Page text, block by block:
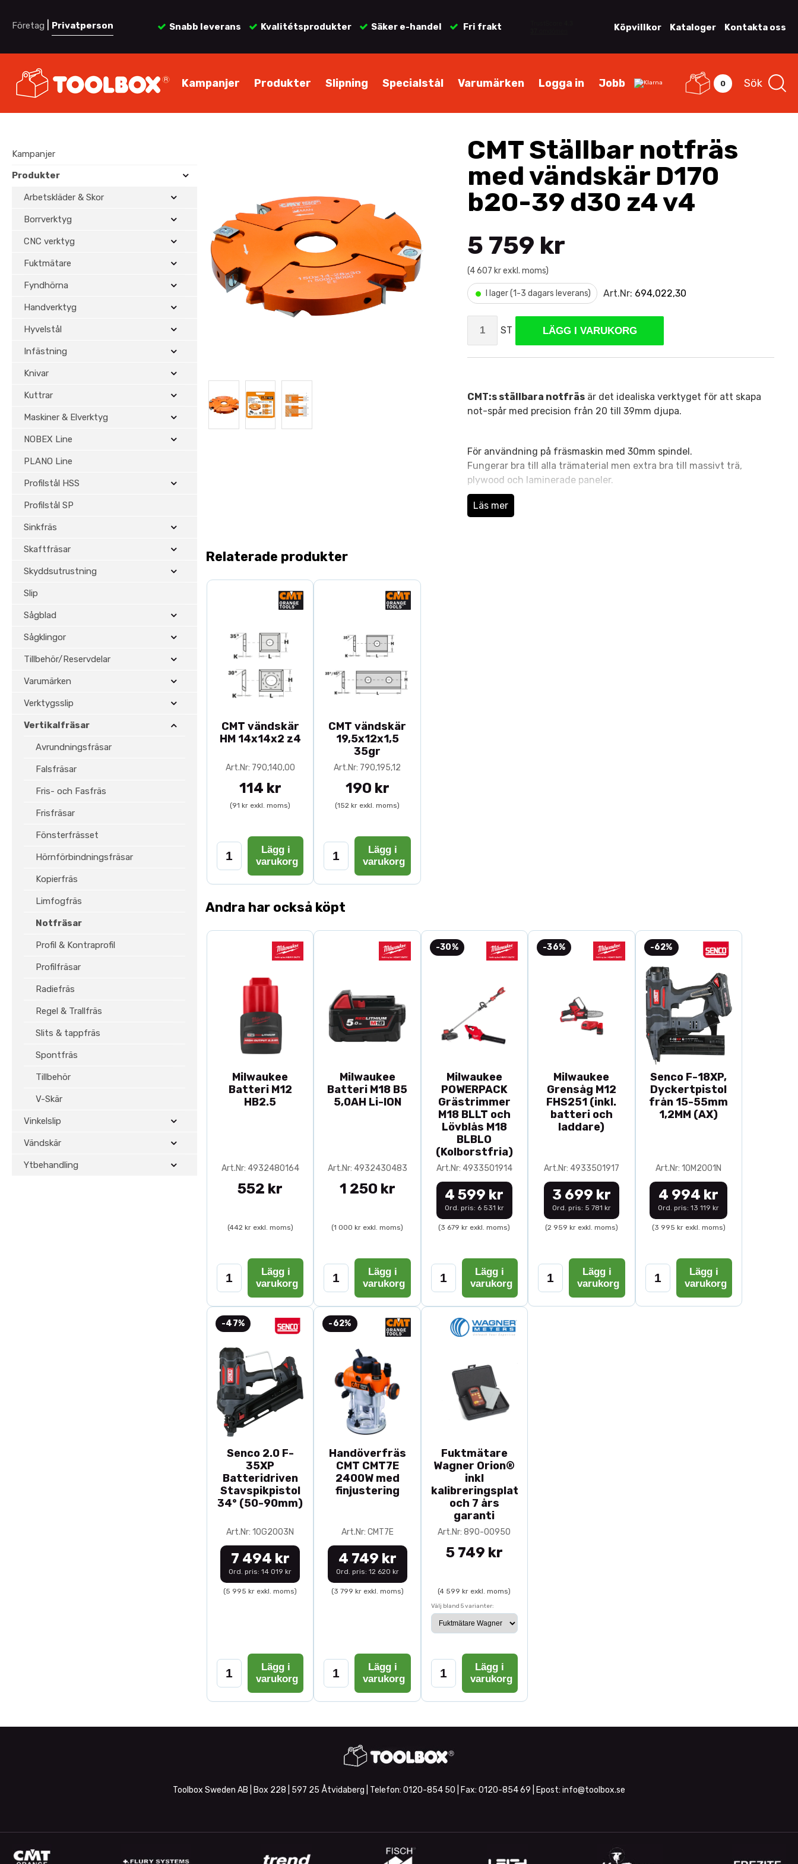
Företag Privatperson Snabb leverans Kvalitétsprodukter Säker e-handel Fri frakt Köpvillkor Kataloger Kontakta oss
Kampanjer Produkter Slipning Specialstål Varumärken Logga in Jobb 0 Sök
Kampanjer
Produkter
Arbetskläder & Skor
Borrverktyg
CNC verktyg
Fuktmätare
Fyndhörna
Handverktyg
Hyvelstål
Infästning
Knivar
Kuttrar
Maskiner & Elverktyg
NOBEX Line
PLANO Line
Profilstål HSS
Profilstål SP
Sinkfräs
Skaftfräsar
Skyddsutrustning
Slip
Sågblad
Sågklingor
Tillbehör/Reservdelar
Varumärken
Verktygsslip
Vertikalfräsar
Avrundningsfräsar
Falsfräsar
Fris- och Fasfräs
Frisfräsar
Fönsterfrässet
Hörnförbindningsfräsar
Kopierfräs
Limfogfräs
Notfräsar
Profil & Kontraprofil
Profilfräsar
Radiefräs
Regel & Trallfräs
Slits & tappfräs
Spontfräs
Tillbehör
V-Skär
Vinkelslip
Vändskär
Ytbehandling
CMT Ställbar notfräs
med vändskär D170
b20-39 d30 z4 v4
5 759 kr
(4 607 kr exkl. moms)
• I lager (1-3 dagars leverans) Art.Nr: 694,022,30
ST LÄGG I VARUKORG
CMT:s ställbara notfräsär det idealiska verktyget för att skapa
not-spår med precision från 20 till 39mm djupa.
För användning på fräsmaskin med 30mm spindel.
Fungerar bra till alla trämaterial men extra bra till massivt trä,
plywood och laminerade paneler.
694,022,30 inkluderar:
Läs mer
Relaterade produkter
CMT vändskär
HM 14x14x2 z4
Art.Nr: 790,140,00
114 kr
(91 kr exkl. moms)
Lägg i
varukorg
CMT vändskär
19,5x12x1,5
35gr
Art.Nr: 790,195,12
190 kr
(152 kr exkl. moms)
Lägg i
varukorg
Andra har också köpt
Milwaukee
Batteri M12
HB2.5
Art.Nr: 4932480164
552 kr
(442 kr exkl. moms)
Lägg i
varukorg
Milwaukee
Batteri M18 B5
5,0AH Li-ION
Art.Nr: 4932430483
1 250 kr
(1 000 kr exkl. moms)
Lägg i
varukorg
-30%
Milwaukee
POWERPACK
Grästrimmer
M18 BLLT och
Lövblås M18
BLBLO
(Kolborstfria)
Art.Nr: 4933501914
4 599 kr
Ord. pris: 6 531 kr
(3 679 kr exkl. moms)
Lägg i
varukorg
-36%
Milwaukee
Grensåg M12
FHS251 (inkl.
batteri och
laddare)
Art.Nr: 4933501917
3 699 kr
Ord. pris: 5 781 kr
(2 959 kr exkl. moms)
Lägg i
varukorg
-62%
Senco F-18XP,
Dyckertpistol
från 15-55mm
1,2MM (AX)
Art.Nr: 10M2001N
4 994 kr
Ord. pris: 13 119 kr
(3 995 kr exkl. moms)
Lägg i
varukorg
-47%
Senco 2.0 F-
35XP
Batteridriven
Stavspikpistol
34° (50-90mm)
Art.Nr: 10G2003N
7 494 kr
Ord. pris: 14 019 kr
(5 995 kr exkl. moms)
Lägg i
varukorg
-62%
Handöverfräs
CMT CMT7E
2400W med
finjustering
Art.Nr: CMT7E
4 749 kr
Ord. pris: 12 620 kr
(3 799 kr exkl. moms)
Lägg i
varukorg
Fuktmätare
Wagner Orion®
inkl
kalibreringsplatta
och 7 års
garanti
Art.Nr: 890-00950
5 749 kr
(4 599 kr exkl. moms)
Välj bland 5 varianter:
Lägg i
varukorg
Toolbox Sweden AB | Box 228 | 597 25 Åtvidaberg | Telefon: 0120-854 50 | Fax: 0120-854 69 | Epost: info@toolbox.se